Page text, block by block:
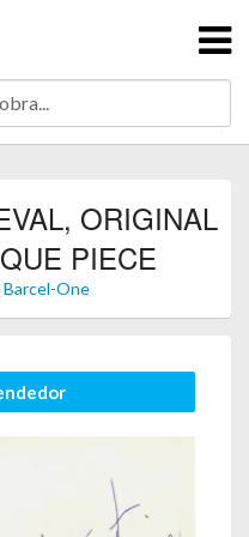
ORIGINAL
PIECE
Barcel-One